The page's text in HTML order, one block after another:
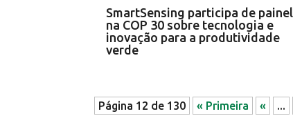
SmartSensing participa de painel
na COP 30 sobre tecnologia e
inovação para a produtividade
verde
Página 12 de 130 « Primeira « ...